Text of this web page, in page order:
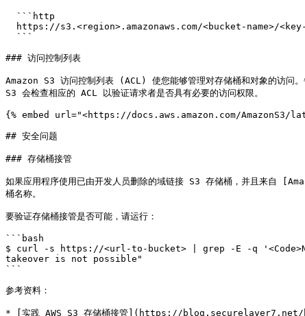
### 访问控制列表
Amazon S3 访问控制列表 (ACL) 使您能够管理对存储桶和对象的访问。
S3 会检查相应的 ACL 以验证请求者是否具有必要的访问权限。
{% embed url="<https://docs.aws.amazon.com/
## 安全问题
### 存储桶接管
如果应用程序使用已由开发人员删除的域链接 S3 存储桶，并且来
桶名称。
要验证存储桶接管是否可能，请运行：
```bash
$ curl -s https://<url-to-bucket> | grep -E -q
takeover is not possible"
```
参考资料：
* [实践 AWS S3 存储桶接管](https://